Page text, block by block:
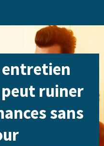
entretien
peut ruiner
sans